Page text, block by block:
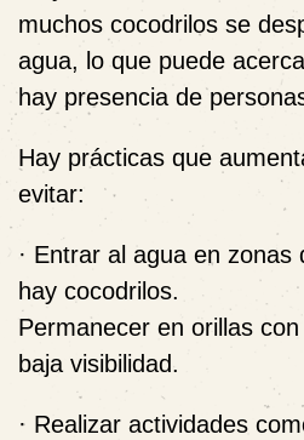
muchos cocodrilos se
agua, lo que puede
hay presencia de
Hay prácticas que
evitar:
· Entrar al agua en
hay cocodrilos.
Permanecer en orillas
baja visibilidad.
· Realizar actividades